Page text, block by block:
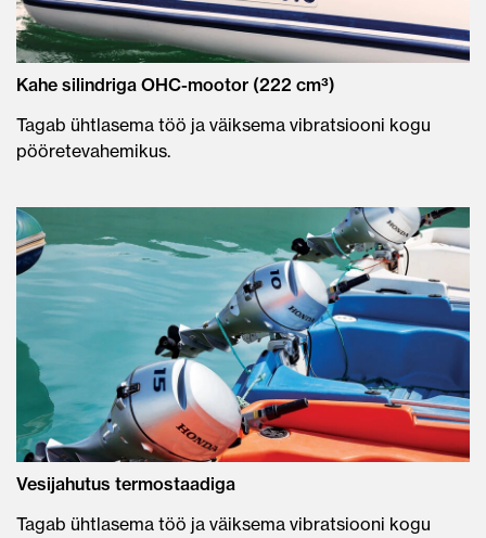
Kahe silindriga OHC-mootor (222 cm³)
Tagab ühtlasema töö ja väiksema vibratsiooni kogu
pööretevahemikus.
Vesijahutus termostaadiga
Tagab ühtlasema töö ja väiksema vibratsiooni kogu